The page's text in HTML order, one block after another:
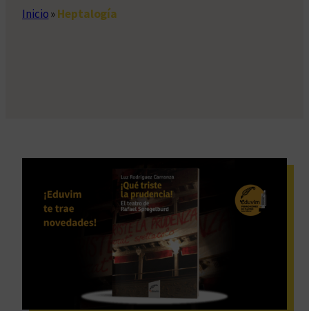
Inicio»Heptalogía